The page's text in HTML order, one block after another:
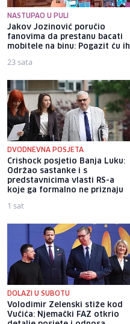
NASTUPAO U PULI
Jakov Jozinović poručio
fanovima da prestanu bacati
mobitele na binu: Pogazit ću ih
23 sata
DVODNEVNA POSJETA
Crishock posjetio Banja Luku:
Održao sastanke i s
predstavnicima vlasti RS-a
koje ga formalno ne priznaju
1 sat
DOLAZI U SUBOTU
Volodimir Zelenski stiže kod
Vučića: Njemački FAZ otkrio